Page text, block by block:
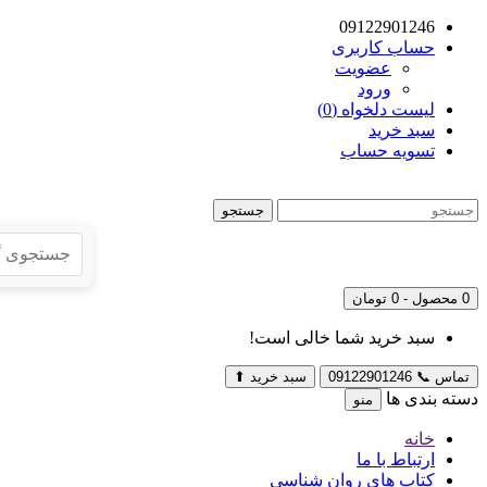
09122901246
حساب کاربری
عضویت
ورود
لیست دلخواه (0)
سبد خرید
تسویه حساب
جستجو
0 محصول - 0 تومان
سبد خرید شما خالی است!
تماس 📞
09122901246 سبد خرید ⬆
دسته بندی ها منو
خانه
ارتباط با ما
کتاب های روان شناسی